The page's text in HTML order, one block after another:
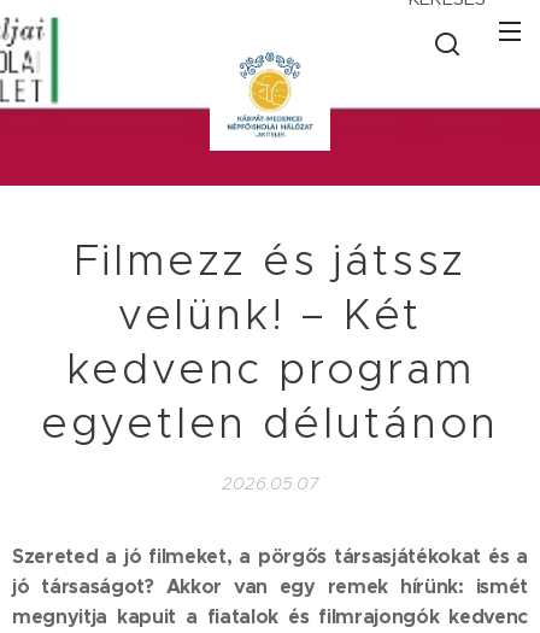
Filmezz és játssz
velünk! – Két
kedvenc program
egyetlen délutánon
2026.05.07
Szereted a jó filmeket, a pörgős társasjátékokat és a
jó társaságot? Akkor van egy remek hírünk: ismét
megnyitja kapuit a fiatalok és filmrajongók kedvenc